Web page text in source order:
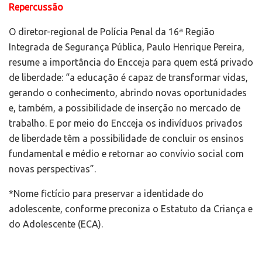
Repercussão
O diretor-regional de Polícia Penal da 16ª Região
Integrada de Segurança Pública, Paulo Henrique Pereira,
resume a importância do Encceja para quem está privado
de liberdade: “a educação é capaz de transformar vidas,
gerando o conhecimento, abrindo novas oportunidades
e, também, a possibilidade de inserção no mercado de
trabalho. E por meio do Encceja os indivíduos privados
de liberdade têm a possibilidade de concluir os ensinos
fundamental e médio e retornar ao convívio social com
novas perspectivas”.
*Nome fictício para preservar a identidade do
adolescente, conforme preconiza o Estatuto da Criança e
do Adolescente (ECA).